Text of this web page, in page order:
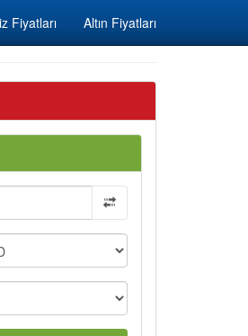
Fiyatları Altın Fiyatları